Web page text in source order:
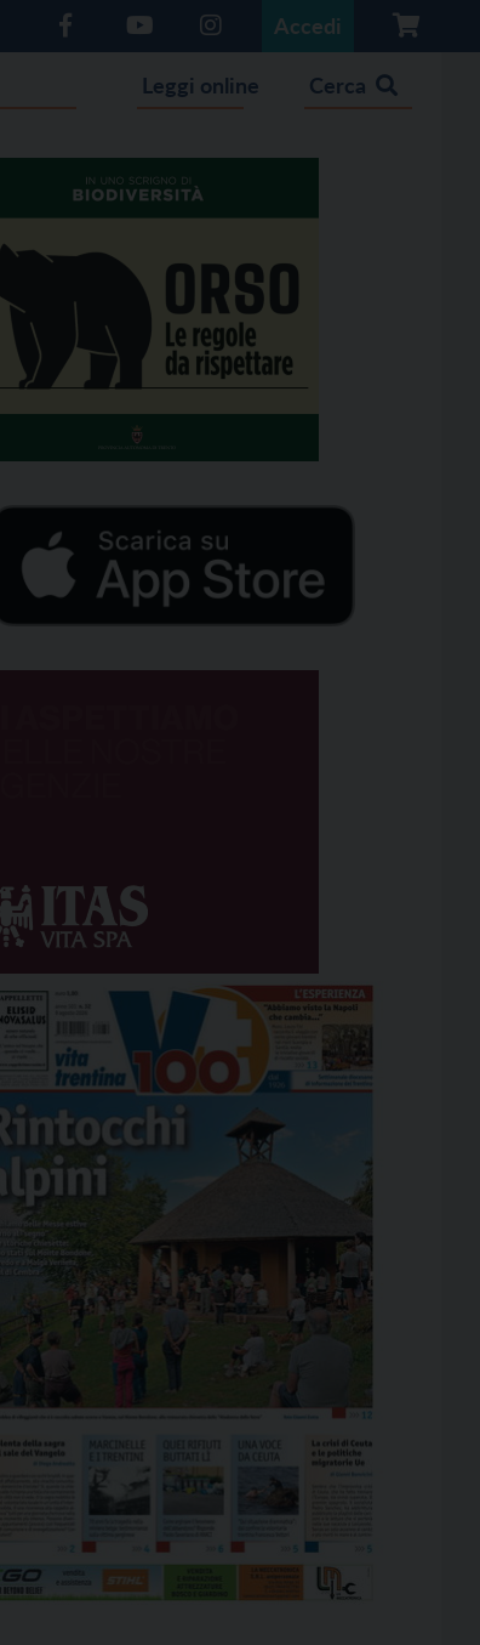
Accedi
Leggi online Cerca